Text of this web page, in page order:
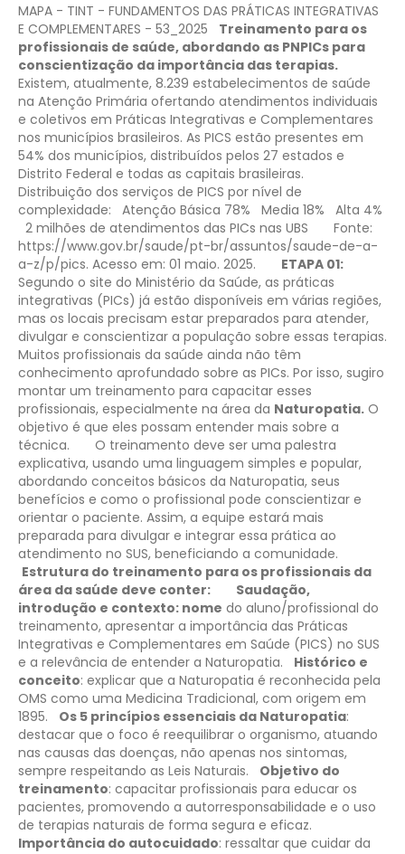
MAPA - TINT - FUNDAMENTOS DAS PRÁTICAS INTEGRATIVAS
E COMPLEMENTARES - 53_2025
Treinamento para os
profissionais de saúde, abordando as PNPICs para
conscientização da importância das terapias.
Existem, atualmente, 8.239 estabelecimentos de saúde
na Atenção Primária ofertando atendimentos individuais
e coletivos em Práticas Integrativas e Complementares
nos municípios brasileiros. As PICS estão presentes em
54% dos municípios, distribuídos pelos 27 estados e
Distrito Federal e todas as capitais brasileiras.
Distribuição dos serviços de PICS por nível de
complexidade:
Atenção Básica 78% Media 18%
Alta 4%
2 milhões de atendimentos das PICs nas UBS
Fonte:
https://www.gov.br/saude/pt-br/assuntos/saude-de-a-
a-z/p/pics. Acesso em: 01 maio. 2025.
ETAPA 01:
Segundo o site do Ministério da Saúde, as práticas
integrativas (PICs) já estão disponíveis em várias regiões,
mas os locais precisam estar preparados para atender,
divulgar e conscientizar a população sobre essas terapias.
Muitos profissionais da saúde ainda não têm
conhecimento aprofundado sobre as PICs. Por isso, sugiro
montar um treinamento para capacitar esses
profissionais, especialmente na área da Naturopatia. O
objetivo é que eles possam entender mais sobre a
técnica.
O treinamento deve ser uma palestra
explicativa, usando uma linguagem simples e popular,
abordando conceitos básicos da Naturopatia, seus
benefícios e como o profissional pode conscientizar e
orientar o paciente. Assim, a equipe estará mais
preparada para divulgar e integrar essa prática ao
atendimento no SUS, beneficiando a comunidade.
Estrutura do treinamento para os profissionais da
área da saúde deve conter:
Saudação,
introdução e contexto: nome do aluno/profissional do
treinamento, apresentar a importância das Práticas
Integrativas e Complementares em Saúde (PICS) no SUS
e a relevância de entender a Naturopatia.
Histórico e
conceito: explicar que a Naturopatia é reconhecida pela
OMS como uma Medicina Tradicional, com origem em
1895.
Os 5 princípios essenciais da Naturopatia:
destacar que o foco é reequilibrar o organismo, atuando
nas causas das doenças, não apenas nos sintomas,
sempre respeitando as Leis Naturais.
Objetivo do
treinamento: capacitar profissionais para educar os
pacientes, promovendo a autorresponsabilidade e o uso
de terapias naturais de forma segura e eficaz.
Importância do autocuidado: ressaltar que cuidar da